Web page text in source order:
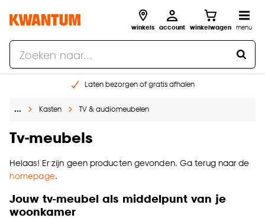
winkels account winkelwagen menu
Laten bezorgen of gratis afhalen
Gratis raam advies en opmeten aan huis
… Kasten TV & audiomeubelen
Tv-meubels
Helaas! Er zijn geen producten gevonden. Ga terug naar de
homepage.
Jouw tv-meubel als middelpunt van je
woonkamer